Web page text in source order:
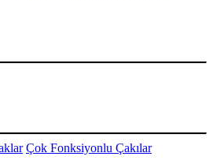
Çok Fonksiyonlu Çakılar